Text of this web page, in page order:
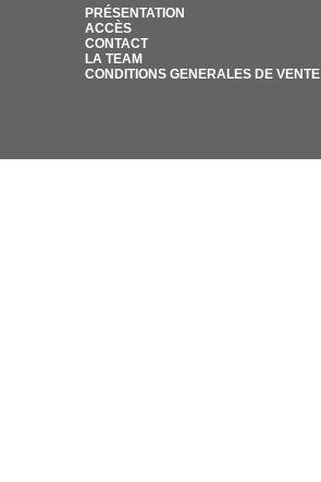
PRÉSENTATION
ACCÈS
CONTACT
LA TEAM
CONDITIONS GENERALES DE VENTE